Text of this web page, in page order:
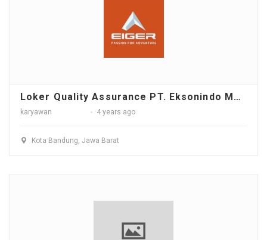
Loker Quality Assurance PT. Eksonindo Multi Product Industry (PT. EMPI) - Bandung
karyawan 4 years ago
Kota Bandung, Jawa Barat